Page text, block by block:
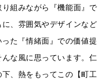
組みながら『機能面』で
、雰囲気やデザインなど
た『情緒面』での価値提
な風に思っています。仁
、熱をもってこの【町工